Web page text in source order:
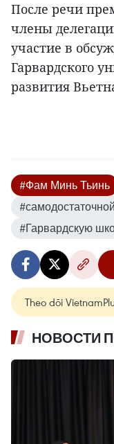
После речи
члены
участие в
Гарвардского
развития
#Фам Минь Тьинь
#Гарвардскую
Theo dõi
НОВОСТИ